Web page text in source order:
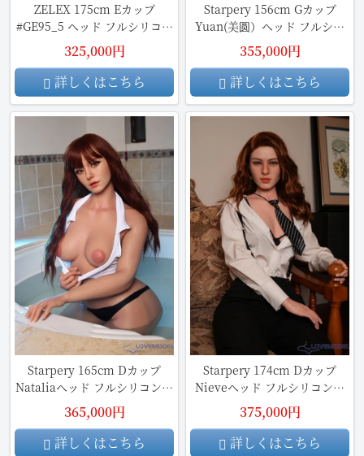
ZELEX 175cm Eカップ
#GE95_5 ヘッド フルシリコン
製 欧米ラブドール リアルメイ
ク付き
325,000円
詳しくはこちら
Starpery 156cm Gカップ
Yuan(美圆）ヘッド フルシリ
コン製ラブドール リアルメイ
ク付き
355,000円
詳しくはこちら
Starpery 165cm Dカップ
Nataliaヘッド フルシリコンラ
ブドール リアルドール
365,000円
詳しくはこちら
Starpery 174cm Dカップ
Nieveヘッド フルシリコン製
ラブドール リアルメイク付き
375,000円
詳しくはこちら